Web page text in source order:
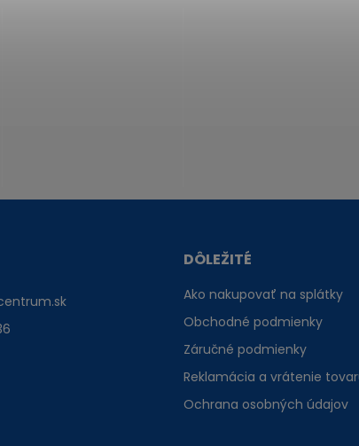
DÔLEŽITÉ
Ako nakupovať na splátky
Obchodné podmienky
Záručné podmienky
Reklamácia a vrátenie
Ochrana osobných údajov